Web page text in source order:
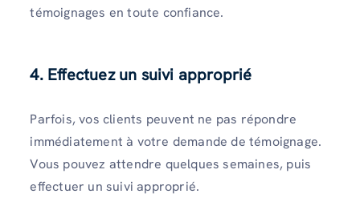
témoignages en toute confiance.
4. Effectuez un suivi approprié
Parfois, vos clients peuvent ne pas répondre
immédiatement à votre demande de témoignage.
Vous pouvez attendre quelques semaines, puis
effectuer un suivi approprié.